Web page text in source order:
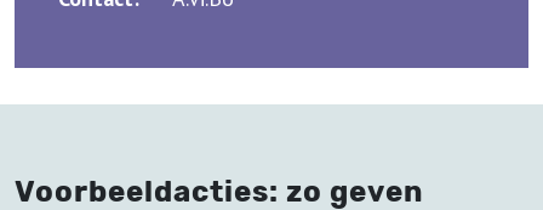
Voorbeeldacties: zo geven